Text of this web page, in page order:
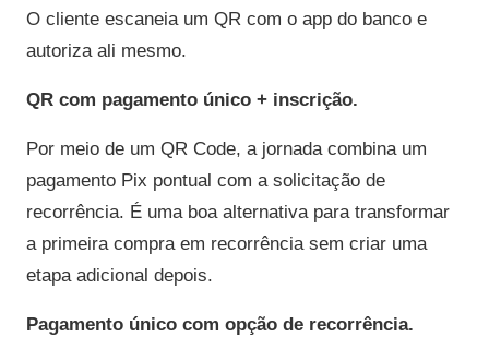
O cliente escaneia um QR com o app do banco e
autoriza ali mesmo.
QR com pagamento único + inscrição.
Por meio de um QR Code, a jornada combina um
pagamento Pix pontual com a solicitação de
recorrência. É uma boa alternativa para transformar
a primeira compra em recorrência sem criar uma
etapa adicional depois.
Pagamento único com opção de recorrência.